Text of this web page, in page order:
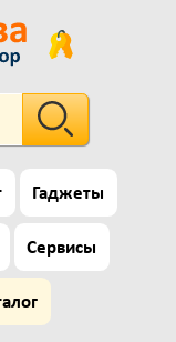
Гаджеты
Сервисы